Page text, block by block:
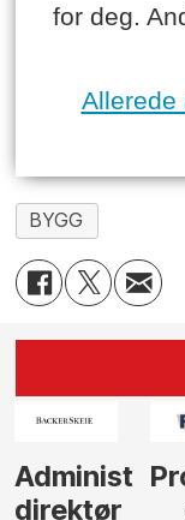
for deg.
Allerede
BYGG
HR-
rådgiver